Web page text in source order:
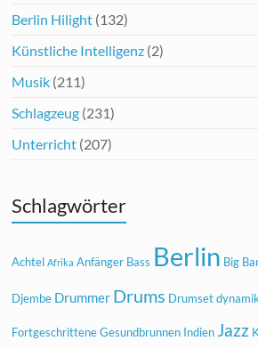
Berlin Hilight (132)
Künstliche Intelligenz (2)
Musik (211)
Schlagzeug (231)
Unterricht (207)
Schlagwörter
Achtel Afrika Anfänger Bass Berlin Big
Djembe Drummer Drums Drumset
Fortgeschrittene Gesundbrunnen Indien Jazz